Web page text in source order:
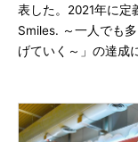
表した。2021年に
Smiles. ～一人でも
げていく～」の達成